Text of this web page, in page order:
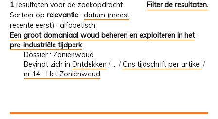
1 resultaten voor de zoekopdracht.
Filter de resultaten.
Sorteer op relevantie · datum (meest
recente eerst) · alfabetisch
Een groot domaniaal woud beheren en exploiteren in het
pre-industriële tijdperk
Dossier : Zoniënwoud
Bevindt zich in Ontdekken /… /Ons tijdschrift per artikel /
nr 14 : Het Zoniënwoud